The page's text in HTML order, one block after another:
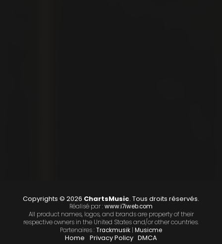
Copyrights © 2026 ChartsMusic. Tous droits réservés.
Réalisé par :www.i7iweb.com
All product names, logos, and brands are property of their
respective owners in the United States and/or other countries.
Partenaires :Trackmusik | Musicme
Home Privacy Policy DMCA